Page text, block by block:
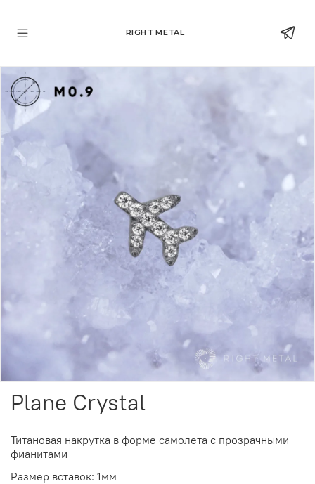
RIGHT METAL
Plane Crystal
Титановая накрутка в форме самолета с прозрачными
фианитами
Размер вставок: 1мм